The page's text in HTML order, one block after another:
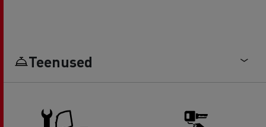
Teenused